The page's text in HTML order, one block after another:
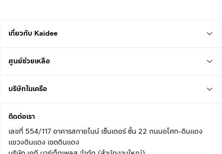
เกี่ยวกับ Kaidee
ศูนย์ช่วยเหลือ
บริษัทในเครือ
ติดต่อเรา
เลขที่ 554/117 อาคารสกายไนน์ เซ็นเตอร์ ชั้น 22 ถนนอโศก-ดินแดง
แขวงดินแดง เขตดินแดง